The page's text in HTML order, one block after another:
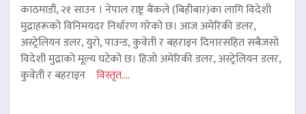
काठमाडौं, २१ साउन । नेपाल राष्ट्र बैंकले (बिहीबार)का लागि विदेशी
मुद्राहरूको विनिमयदर निर्धारण गरेको छ। आज अमेरिकी डलर,
अस्ट्रेलियन डलर, युरो, पाउन्ड, कुवेती र बहराइन दिनारसहित सबैजसो
विदेशी मुद्राको मूल्य घटेको छ। हिजो अमेरिकी डलर, अस्ट्रेलियन डलर,
कुवेती र बहराइन विस्तृत....